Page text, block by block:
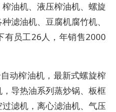
油机、液压榨油机、螺旋
滤油机、豆腐机腐竹机、
有员工26人，年销售2000
动榨油机，最新式螺旋榨
导热油系列蒸炒锅、板框
滤机，离心滤油机、气压